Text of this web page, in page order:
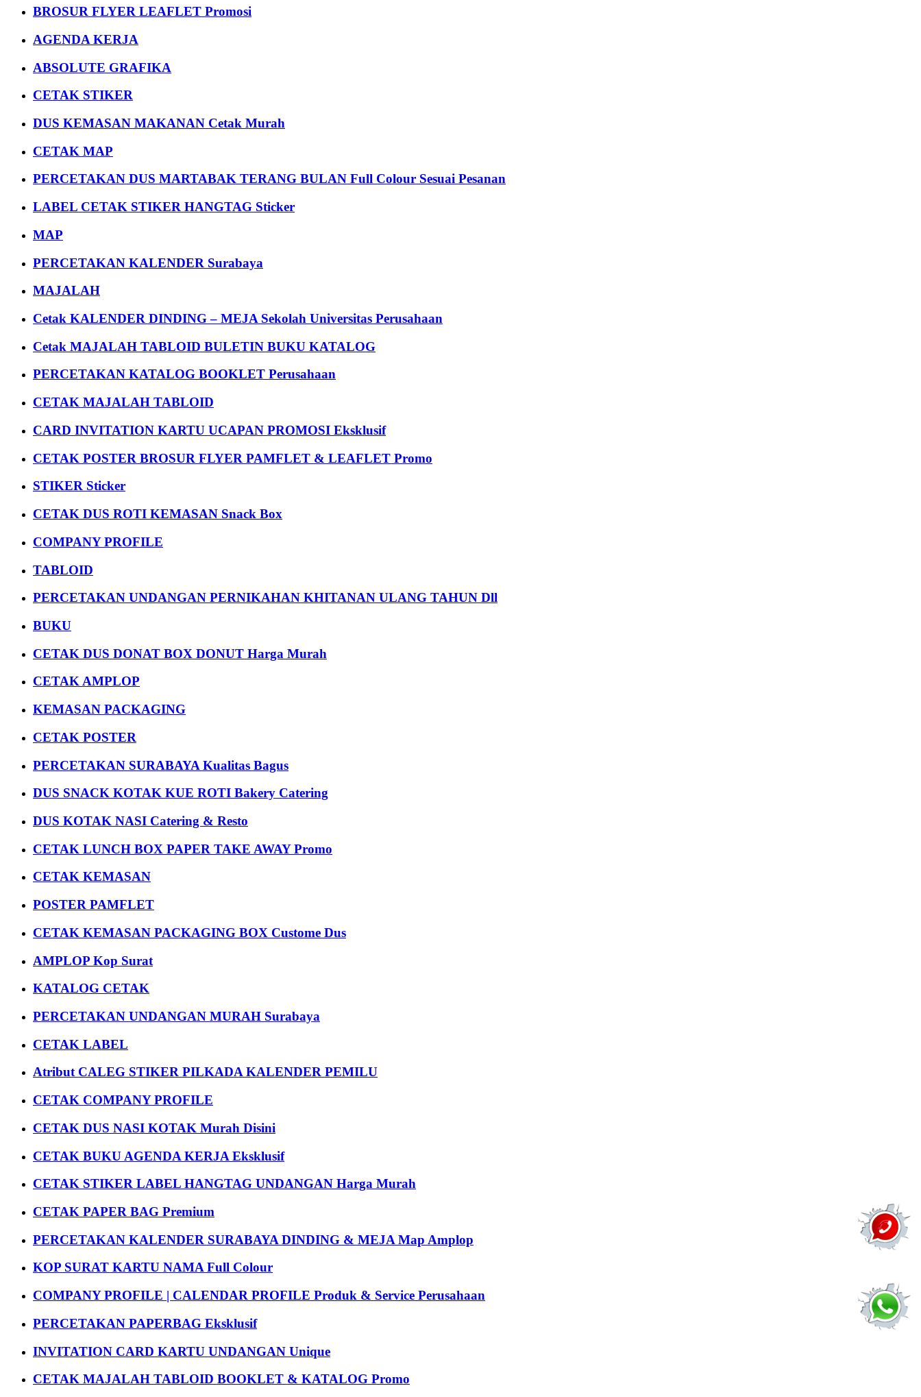
BROSUR FLYER LEAFLET Promosi
AGENDA KERJA
ABSOLUTE GRAFIKA
CETAK STIKER
DUS KEMASAN MAKANAN Cetak Murah
CETAK MAP
PERCETAKAN DUS MARTABAK TERANG BULAN Full Colour Sesuai Pesanan
LABEL CETAK STIKER HANGTAG Sticker
MAP
PERCETAKAN KALENDER Surabaya
MAJALAH
Cetak KALENDER DINDING – MEJA Sekolah Universitas Perusahaan
Cetak MAJALAH TABLOID BULETIN BUKU KATALOG
PERCETAKAN KATALOG BOOKLET Perusahaan
CETAK MAJALAH TABLOID
CARD INVITATION KARTU UCAPAN PROMOSI Eksklusif
CETAK POSTER BROSUR FLYER PAMFLET & LEAFLET Promo
STIKER Sticker
CETAK DUS ROTI KEMASAN Snack Box
COMPANY PROFILE
TABLOID
PERCETAKAN UNDANGAN PERNIKAHAN KHITANAN ULANG TAHUN Dll
BUKU
CETAK DUS DONAT BOX DONUT Harga Murah
CETAK AMPLOP
KEMASAN PACKAGING
CETAK POSTER
PERCETAKAN SURABAYA Kualitas Bagus
DUS SNACK KOTAK KUE ROTI Bakery Catering
DUS KOTAK NASI Catering & Resto
CETAK LUNCH BOX PAPER TAKE AWAY Promo
CETAK KEMASAN
POSTER PAMFLET
CETAK KEMASAN PACKAGING BOX Custome Dus
AMPLOP Kop Surat
KATALOG CETAK
PERCETAKAN UNDANGAN MURAH Surabaya
CETAK LABEL
Atribut CALEG STIKER PILKADA KALENDER PEMILU
CETAK COMPANY PROFILE
CETAK DUS NASI KOTAK Murah Disini
CETAK BUKU AGENDA KERJA Eksklusif
CETAK STIKER LABEL HANGTAG UNDANGAN Harga Murah
CETAK PAPER BAG Premium
PERCETAKAN KALENDER SURABAYA DINDING & MEJA Map Amplop
KOP SURAT KARTU NAMA Full Colour
COMPANY PROFILE | CALENDAR PROFILE Produk & Service Perusahaan
PERCETAKAN PAPERBAG Eksklusif
INVITATION CARD KARTU UNDANGAN Unique
CETAK MAJALAH TABLOID BOOKLET & KATALOG Promo